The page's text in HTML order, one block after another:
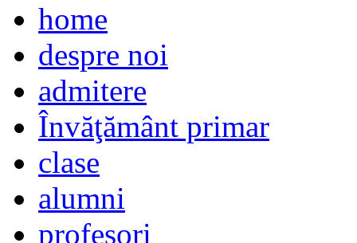
home
despre noi
admitere
Învăţământ primar
clase
alumni
profesori